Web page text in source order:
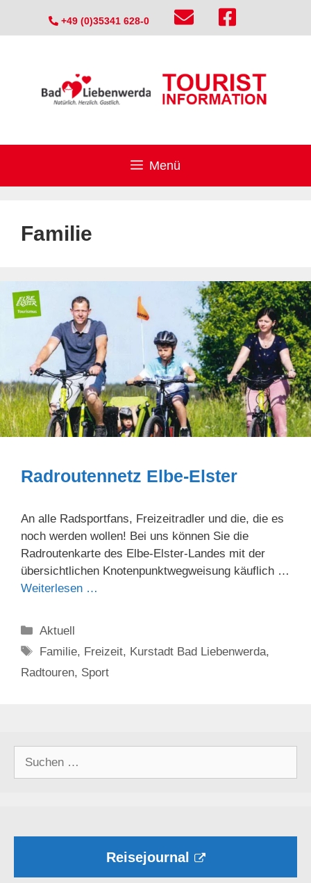
+49 (0)35341 628-0
Menü
Familie
Radroutennetz Elbe-Elster
An alle Radsportfans, Freizeitradler und die, die es
noch werden wollen! Bei uns können Sie die
Radroutenkarte des Elbe-Elster-Landes mit der
übersichtlichen Knotenpunktwegweisung käuflich …
Weiterlesen …
Kategorien
Aktuell
Schlagwörter
Familie, Freizeit, Kurstadt Bad Liebenwerda,
Radtouren, Sport
Reisejournal